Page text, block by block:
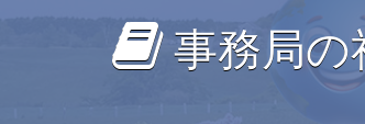
事務局の